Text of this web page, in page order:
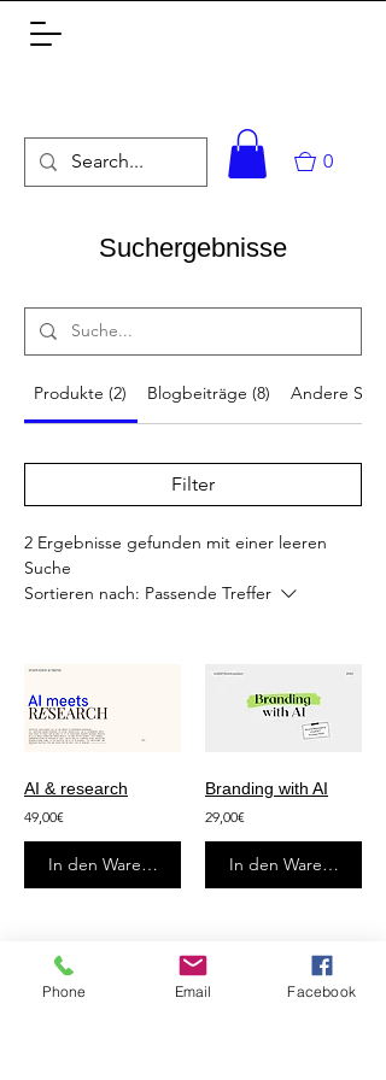
0
Suchergebnisse
Produkte (2) Blogbeiträge (8) Andere
Filter
2 Ergebnisse gefunden mit einer leeren
Suche
Sortieren nach: Passende Treffer
AI & research
49,00€
In den Warenkorb
Branding with AI
29,00€
In den Warenkorb
Phone Email Facebook